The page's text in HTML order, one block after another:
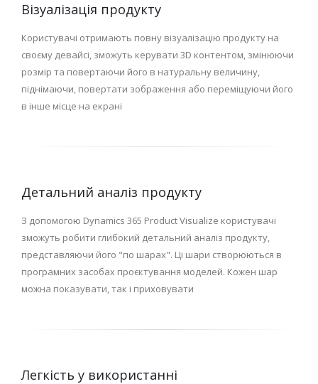
Візуалізація продукту
Користувачі отримають повну візуалізацію продукту на
своєму девайсі, зможуть керувати 3D контентом, змінюючи
розмір та повертаючи його в натуральну величину,
піднімаючи, повертати зображення або переміщуючи його
в інше місце на екрані
Детальний аналіз продукту
З допомогою Dynamics 365 Product Visualize користувачі
зможуть робити глибокий детальний аналіз продукту,
представляючи його "по шарах". Ці шари створюються в
програмних засобах проєктування моделей. Кожен шар
можна показувати, так і приховувати
Легкість у використанні